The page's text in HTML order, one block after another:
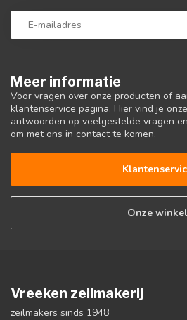
Meer informatie
Voor vragen over onze producten of
klantenservice pagina. Hier vind je
antwoorden op veelgestelde vragen
om met ons in contact te komen.
Onze winkel
Vreeken zeilmakerij
zeilmakers sinds 1948